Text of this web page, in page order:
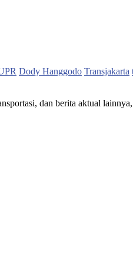
Dody Hanggodo Transjakarta
dan berita aktual